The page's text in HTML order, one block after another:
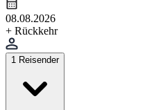
08.08.2026
+ Rückkehr
1 Reisender